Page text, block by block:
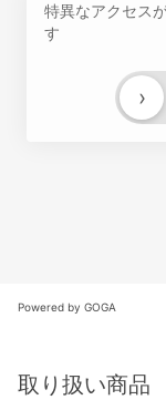
特異なアクセス
す
›
Powered by GOGA
取り扱い商品